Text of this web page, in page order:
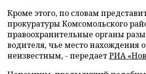
Кроме этого, по словам
прокуратуры Комсомольского
правоохранительные органы
водителя, чье место нахождения
неизвестным, - передаетРИА